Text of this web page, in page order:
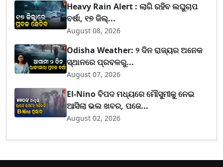
Heavy Rain Alert : ଲାଗି ରହିବ ଲଘୁଚାପ
ବର୍ଷା, ୧୭ ଜିଲ୍...
August 08, 2026
Odisha Weather: ୨ ଦିନ ରାଜ୍ୟର ଅନେକ
ସ୍ଥାନରେ ପ୍ରବଳରୁ...
August 07, 2026
El-Nino ବିପଦ ମଧ୍ୟରେ ମୌସୁମୀକୁ ନେଇ
ଆସିଲା ଭଲ ଖବର, ପଜେ...
August 02, 2026